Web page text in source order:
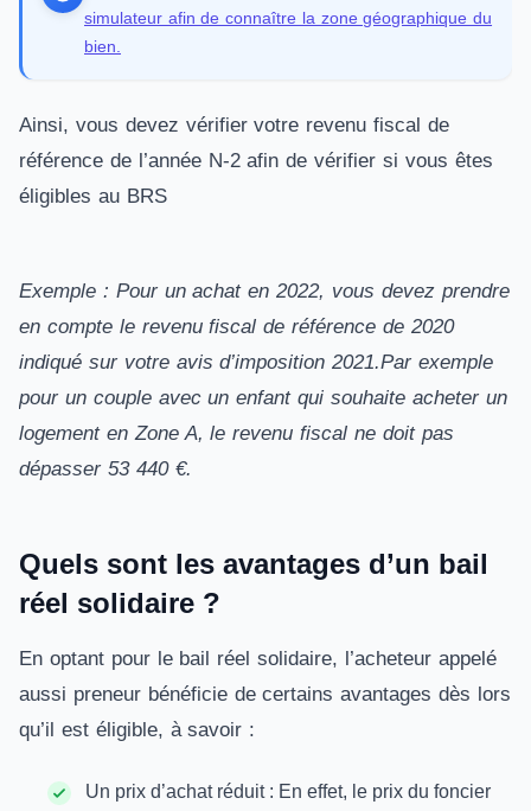
simulateur afin de connaître la zone géographique du
bien.
Ainsi, vous devez vérifier votre revenu fiscal de
référence de l’année N-2 afin de vérifier si vous êtes
éligibles au BRS
Exemple : Pour un achat en 2022, vous devez prendre
en compte le revenu fiscal de référence de 2020
indiqué sur votre avis d’imposition 2021.Par exemple
pour un couple avec un enfant qui souhaite acheter un
logement en Zone A, le revenu fiscal ne doit pas
dépasser 53 440 €.
Quels sont les avantages d’un bail
réel solidaire ?
En optant pour le bail réel solidaire, l’acheteur appelé
aussi preneur bénéficie de certains avantages dès lors
qu’il est éligible, à savoir :
Un prix d’achat réduit : En effet, le prix du foncier